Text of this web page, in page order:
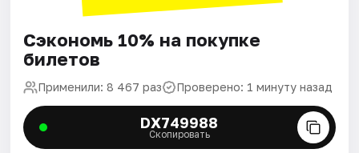
Сэкономь 10% на покупке
билетов
Применили: 8 467 раз Проверено: 1 минуту назад
DX749988
Скопировать